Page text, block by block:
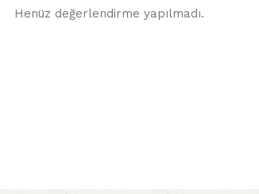
Henüz değerlendirme yapılmadı.